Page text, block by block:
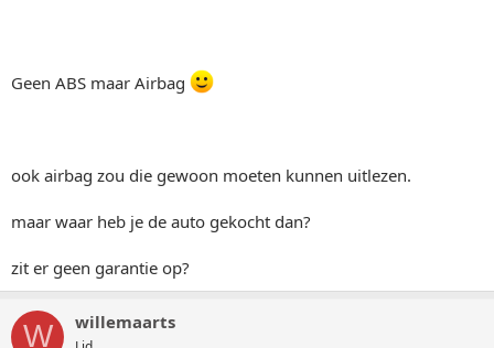
Geen ABS maar Airbag
ook airbag zou die gewoon moeten kunnen uitlezen.
maar waar heb je de auto gekocht dan?
zit er geen garantie op?
W willemaarts